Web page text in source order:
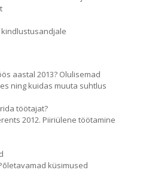
aastal 2013? Olulisemad
ning kuidas muuta suhtlus
töötajat?
2012. Piiriülene töötamine
küsimused